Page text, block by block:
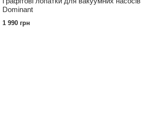
Dominant
1 990 грн